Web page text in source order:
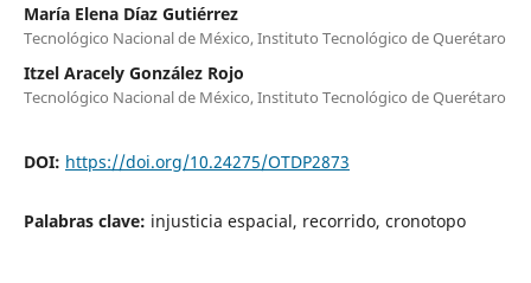
María Elena Díaz Gutiérrez
Tecnológico Nacional de México, Instituto Tecnológico de Querétaro
Itzel Aracely González Rojo
Tecnológico Nacional de México, Instituto Tecnológico de Querétaro
DOI: https://doi.org/10.24275/OTDP2873
Palabras clave: injusticia espacial, recorrido, cronotopo